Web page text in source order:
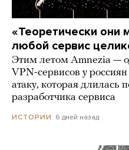
«Теоретически они
любой сервис
Этим летом Amnezia —
VPN-сервисов у
атаку, которая длилась
разработчика сервиса
ИСТОРИИ 6 дней назад